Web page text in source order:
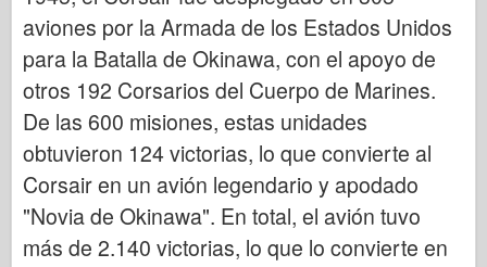
Modelos IBG
Icm
Italeri
Modelo Meng
Tamiya
Tristar
aviones por la Armada de los Estados Unidos
para la Batalla de Okinawa, con el apoyo de
otros 192 Corsarios del Cuerpo de Marines.
De las 600 misiones, estas unidades
obtuvieron 124 victorias, lo que convierte al
Corsair en un avión legendario y apodado
"Novia de Okinawa". En total, el avión tuvo
más de 2.140 victorias, lo que lo convierte en